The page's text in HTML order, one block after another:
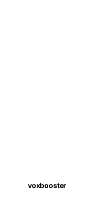
voxbooster